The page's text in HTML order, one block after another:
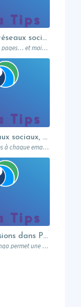
Planifier vos posts réseaux sociaux directement depuis votre MA
Emails, workflows, landing pages… et maintenant vos posts réseaux sociaux. Paminga centralise votre marketing dans un seul outil. Paminga Tip #08.
Vos icônes de réseaux sociaux, une fois pour toutes
Fini le copier-coller d’icônes à chaque email. Paminga centralise vos profils sociaux et les met à disposition de toute l’équipe via un élément dédié. Découvrez comment en 5 minutes.
Gestion des permissions dans Paminga : donnez les bons droits aux bonnes personnes
Découvrez comment Paminga permet une gestion fine des permissions : rôles, équipes, workspaces et contrôle au niveau des champs. Sécurisez votre marketing automation.